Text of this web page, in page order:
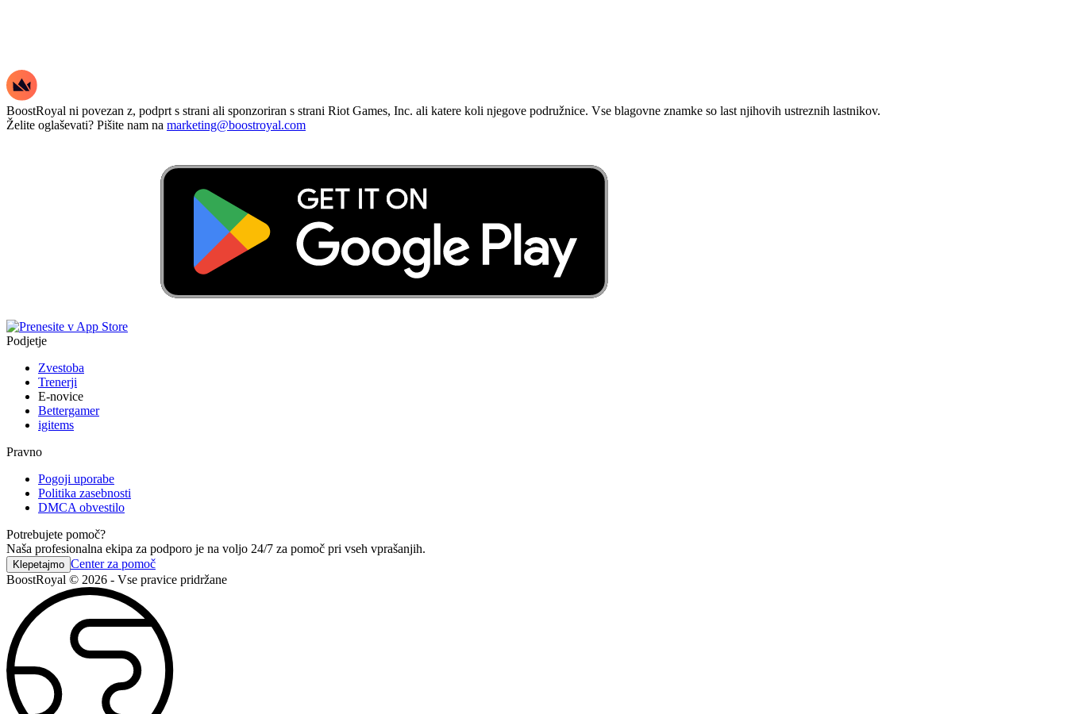
BoostRoyal ni povezan z, podprt s strani ali sponzoriran s strani Riot Games, Inc. ali katere koli njegove podružnice. Vse blagovne znamke so last njihovih ustreznih lastnikov.
Želite oglaševati? Pišite nam na marketing@boostroyal.com
Podjetje
Zvestoba
Trenerji
E-novice
Bettergamer
igitems
Pravno
Pogoji uporabe
Politika zasebnosti
DMCA obvestilo
Potrebujete pomoč?
Naša profesionalna ekipa za podporo je na voljo 24/7 za pomoč pri vseh vprašanjih.
Klepetajmo Center za pomoč
BoostRoyal © 2026 - Vse pravice pridržane